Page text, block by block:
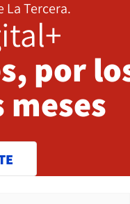
La Tercera.
por